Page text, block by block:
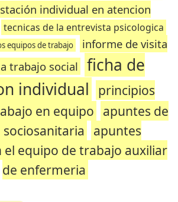
individual en atencion
tecnicas de la entrevista psicologica
equipos de trabajo
informe de visita
trabajo social
ficha de
individual
principios
en equipo apuntes de
apuntes
el equipo de trabajo auxiliar
de enfermeria